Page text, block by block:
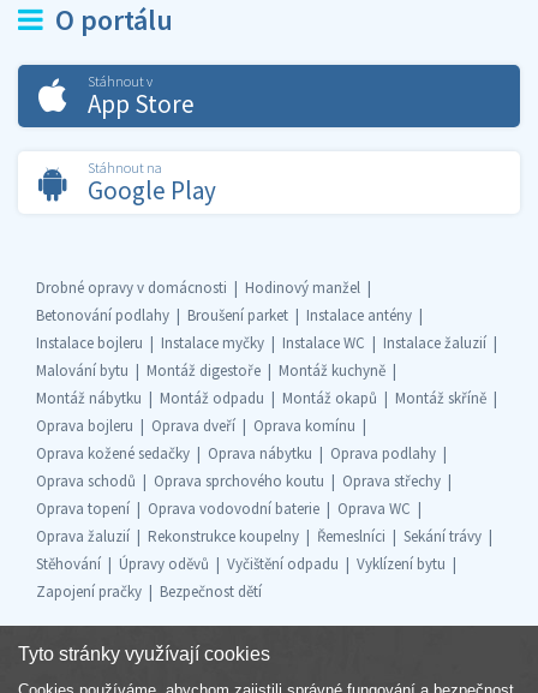
O portálu
Stáhnout v
App Store
Stáhnout na
Google Play
Drobné opravy v domácnosti
Hodinový manžel
Betonování podlahy
Broušení parket
Instalace antény
Instalace bojleru
Instalace myčky Instalace WC
Instalace žaluzií
Malování bytu
Montáž digestoře
Montáž kuchyně
Montáž nábytku
Montáž odpadu Montáž okapů
Montáž skříně
Oprava bojleru
Oprava dveří
Oprava komínu
Oprava kožené sedačky
Oprava nábytku
Oprava podlahy
Oprava schodů
Oprava sprchového koutu
Oprava střechy
Oprava topení
Oprava vodovodní baterie
Oprava WC
Oprava žaluzií
Rekonstrukce koupelny Řemeslníci
Sekání trávy
Stěhování
Úpravy oděvů Vyčištění odpadu
Vyklízení bytu
Zapojení pračky
Bezpečnost dětí
Tyto stránky využívají cookies